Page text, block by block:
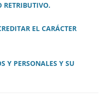
RETRIBUTIVO.
EL CARÁCTER
Y PERSONALES Y SU